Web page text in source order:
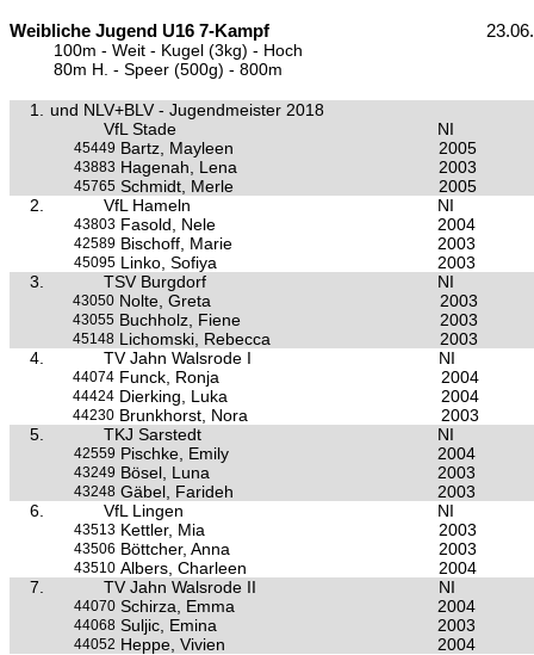
Weibliche Jugend U16 7-Kampf
100m - Weit - Kugel (3kg) - Hoch
80m H. - Speer (500g) - 800m
1.
und NLV+BLV - Jugendmeister 2018
VfL Stade
NI
45449 Bartz, Mayleen 2005
43883 Hagenah, Lena 2003
45765 Schmidt, Merle
2005
2.
VfL Hameln NI
43803 Fasold, Nele 2004
42589 Bischoff, Marie 2003
45095 Linko, Sofiya
2003
3.
TSV Burgdorf NI
43050 Nolte, Greta 2003
43055 Buchholz, Fiene 2003
45148 Lichomski, Rebecca
2003
4.
TV Jahn Walsrode I NI
44074 Funck, Ronja 2004
44424 Dierking, Luka 2004
44230 Brunkhorst, Nora
2003
5.
TKJ Sarstedt NI
42559 Pischke, Emily 2004
43249 Bösel, Luna 2003
43248 Gäbel, Farideh
2003
6.
VfL Lingen NI
43513 Kettler, Mia 2003
43506 Böttcher, Anna 2003
43510 Albers, Charleen
2004
7.
TV Jahn Walsrode II NI
44070 Schirza, Emma 2004
44068 Suljic, Emina 2003
44052 Heppe, Vivien 2004